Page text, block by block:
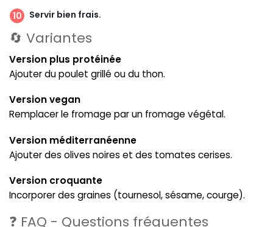
Servir bien frais.
🔄 Variantes
Version plus protéinée
Ajouter du poulet grillé ou du thon.
Version vegan
Remplacer le fromage par un fromage végétal.
Version méditerranéenne
Ajouter des olives noires et des tomates cerises.
Version croquante
Incorporer des graines (tournesol, sésame, courge).
❓ FAQ - Questions fréquentes